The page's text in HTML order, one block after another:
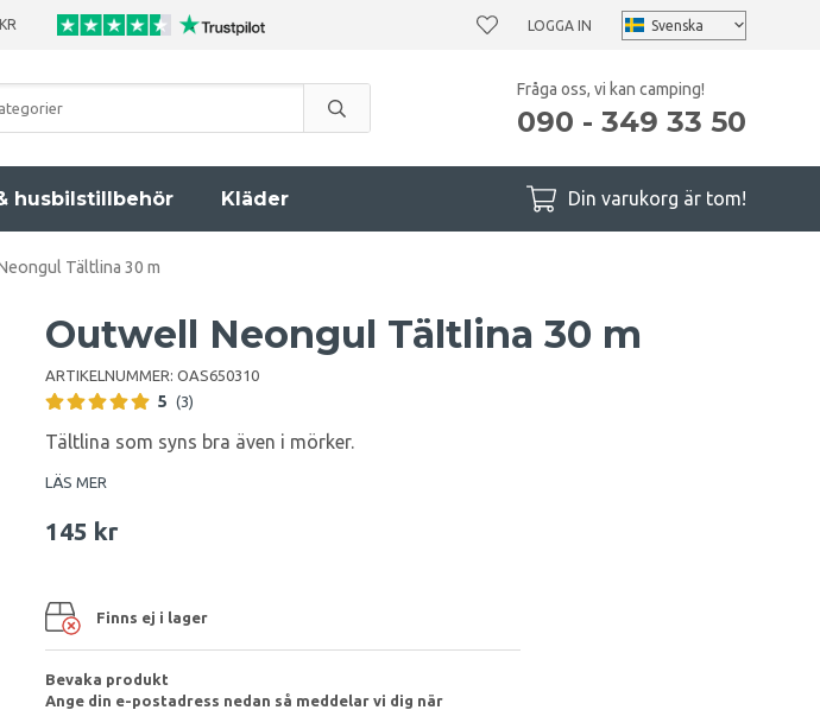
LOGGA IN
Fråga oss, vi kan camping!
090 - 349 33 50
husbilstillbehör Kläder Din varukorg är tom!
Tältlina 30 m
Outwell Neongul Tältlina 30 m
ARTIKELNUMMER: OAS650310
5 (3)
Tältlina som syns bra även i mörker.
LÄS MER
145 kr
Finns ej i lager
Bevaka produkt
Ange din e-postadress nedan så meddelar vi dig när